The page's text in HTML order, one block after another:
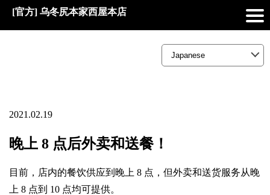
[官方] 乌冬尻本家西屋本店
2021.02.19
晚上 8 点后外卖和送餐！
目前，店内的餐饮供应到晚上 8 点，但外卖和送货服务从晚
上 8 点到 10 点均可提供。